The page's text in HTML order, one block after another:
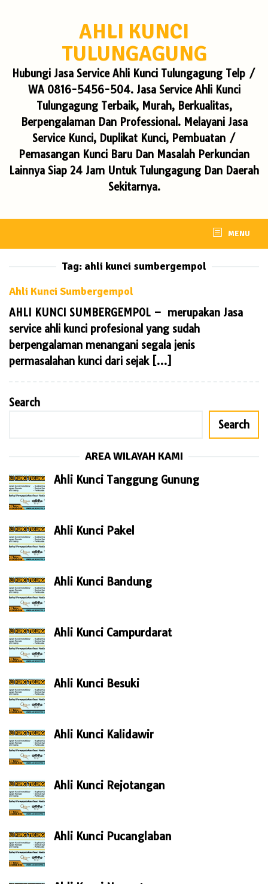
AHLI KUNCI
TULUNGAGUNG
Hubungi Jasa Service Ahli Kunci Tulungagung Telp /
WA 0816-5456-504. Jasa Service Ahli Kunci
Tulungagung Terbaik, Murah, Berkualitas,
Berpengalaman Dan Professional. Melayani Jasa
Service Kunci, Duplikat Kunci, Pembuatan /
Pemasangan Kunci Baru Dan Masalah Perkuncian
Lainnya Siap 24 Jam Untuk Tulungagung Dan Daerah
Sekitarnya.
MENU
Tag: ahli kunci sumbergempol
Ahli Kunci Sumbergempol
AHLI KUNCI SUMBERGEMPOL – merupakan Jasa
service ahli kunci profesional yang sudah
berpengalaman menangani segala jenis
permasalahan kunci dari sejak […]
Search
Search
AREA WILAYAH KAMI
Ahli Kunci Tanggung Gunung
Ahli Kunci Pakel
Ahli Kunci Bandung
Ahli Kunci Campurdarat
Ahli Kunci Besuki
Ahli Kunci Kalidawir
Ahli Kunci Rejotangan
Ahli Kunci Pucanglaban